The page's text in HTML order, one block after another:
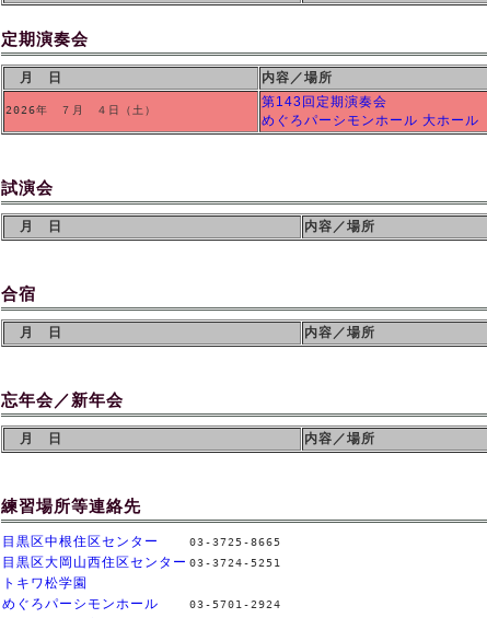
定期演奏会
月 日 内容／場所
2026年 ７月 ４日（土）
第143回定期演奏会
めぐろパーシモンホール 大ホール
試演会
月 日 内容／場所
合宿
月 日 内容／場所
忘年会／新年会
月 日 内容／場所
練習場所等連絡先
目黒区中根住区センター 03-3725-8665
目黒区大岡山西住区センター 03-3724-5251
トキワ松学園
めぐろパーシモンホール
03-5701-2924